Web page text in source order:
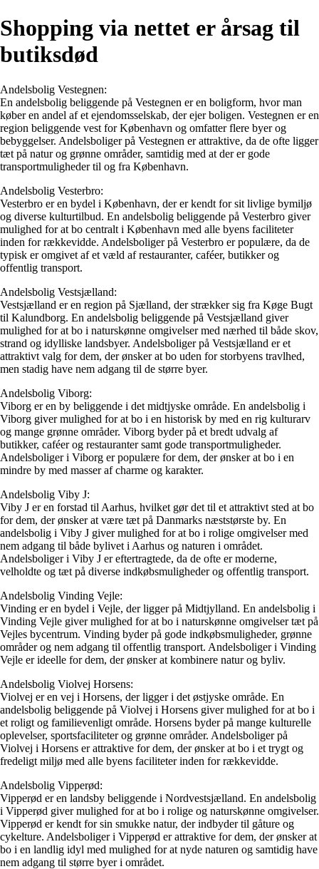
Shopping via nettet er årsag til
butiksdød
Andelsbolig Vestegnen:
En andelsbolig beliggende på Vestegnen er en boligform, hvor man
køber en andel af et ejendomsselskab, der ejer boligen. Vestegnen er en
region beliggende vest for København og omfatter flere byer og
bebyggelser. Andelsboliger på Vestegnen er attraktive, da de ofte ligger
tæt på natur og grønne områder, samtidig med at der er gode
transportmuligheder til og fra København.
Andelsbolig Vesterbro:
Vesterbro er en bydel i København, der er kendt for sit livlige bymiljø
og diverse kulturtilbud. En andelsbolig beliggende på Vesterbro giver
mulighed for at bo centralt i København med alle byens faciliteter
inden for rækkevidde. Andelsboliger på Vesterbro er populære, da de
typisk er omgivet af et væld af restauranter, caféer, butikker og
offentlig transport.
Andelsbolig Vestsjælland:
Vestsjælland er en region på Sjælland, der strækker sig fra Køge Bugt
til Kalundborg. En andelsbolig beliggende på Vestsjælland giver
mulighed for at bo i naturskønne omgivelser med nærhed til både skov,
strand og idylliske landsbyer. Andelsboliger på Vestsjælland er et
attraktivt valg for dem, der ønsker at bo uden for storbyens travlhed,
men stadig have nem adgang til de større byer.
Andelsbolig Viborg:
Viborg er en by beliggende i det midtjyske område. En andelsbolig i
Viborg giver mulighed for at bo i en historisk by med en rig kulturarv
og mange grønne områder. Viborg byder på et bredt udvalg af
butikker, caféer og restauranter samt gode transportmuligheder.
Andelsboliger i Viborg er populære for dem, der ønsker at bo i en
mindre by med masser af charme og karakter.
Andelsbolig Viby J:
Viby J er en forstad til Aarhus, hvilket gør det til et attraktivt sted at bo
for dem, der ønsker at være tæt på Danmarks næststørste by. En
andelsbolig i Viby J giver mulighed for at bo i rolige omgivelser med
nem adgang til både bylivet i Aarhus og naturen i området.
Andelsboliger i Viby J er eftertragtede, da de ofte er moderne,
velholdte og tæt på diverse indkøbsmuligheder og offentlig transport.
Andelsbolig Vinding Vejle:
Vinding er en bydel i Vejle, der ligger på Midtjylland. En andelsbolig i
Vinding Vejle giver mulighed for at bo i naturskønne omgivelser tæt på
Vejles bycentrum. Vinding byder på gode indkøbsmuligheder, grønne
områder og nem adgang til offentlig transport. Andelsboliger i Vinding
Vejle er ideelle for dem, der ønsker at kombinere natur og byliv.
Andelsbolig Violvej Horsens:
Violvej er en vej i Horsens, der ligger i det østjyske område. En
andelsbolig beliggende på Violvej i Horsens giver mulighed for at bo i
et roligt og familievenligt område. Horsens byder på mange kulturelle
oplevelser, sportsfaciliteter og grønne områder. Andelsboliger på
Violvej i Horsens er attraktive for dem, der ønsker at bo i et trygt og
fredeligt miljø med alle byens faciliteter inden for rækkevidde.
Andelsbolig Vipperød:
Vipperød er en landsby beliggende i Nordvestsjælland. En andelsbolig
i Vipperød giver mulighed for at bo i rolige og naturskønne omgivelser.
Vipperød er kendt for sin smukke natur, der indbyder til gåture og
cykelture. Andelsboliger i Vipperød er attraktive for dem, der ønsker at
bo i en landlig idyl med mulighed for at nyde naturen og samtidig have
nem adgang til større byer i området.